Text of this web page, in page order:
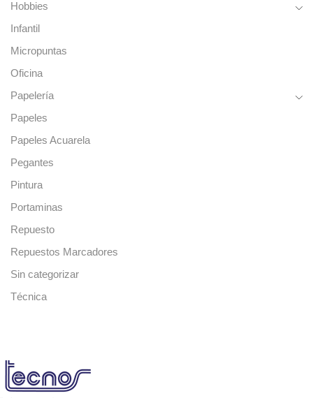
Hobbies
Infantil
Micropuntas
Oficina
Papelería
Papeles
Papeles Acuarela
Pegantes
Pintura
Portaminas
Repuesto
Repuestos Marcadores
Sin categorizar
Técnica